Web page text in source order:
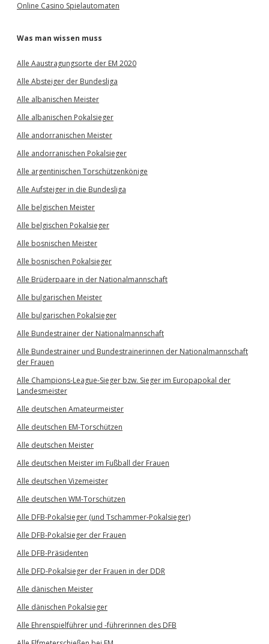
Online Casino Spielautomaten
Was man wissen muss
Alle Aaustragungsorte der EM 2020
Alle Absteiger der Bundesliga
Alle albanischen Meister
Alle albanischen Pokalsieger
Alle andorranischen Meister
Alle andorranischen Pokalsieger
Alle argentinischen Torschützenkönige
Alle Aufsteiger in die Bundesliga
Alle belgischen Meister
Alle belgischen Pokalsieger
Alle bosnischen Meister
Alle bosnischen Pokalsieger
Alle Brüderpaare in der Nationalmannschaft
Alle bulgarischen Meister
Alle bulgarischen Pokalsieger
Alle Bundestrainer der Nationalmannschaft
Alle Bundestrainer und Bundestrainerinnen der Nationalmannschaft
der Frauen
Alle Champions-League-Sieger bzw. Sieger im Europapokal der
Landesmeister
Alle deutschen Amateurmeister
Alle deutschen EM-Torschützen
Alle deutschen Meister
Alle deutschen Meister im Fußball der Frauen
Alle deutschen Vizemeister
Alle deutschen WM-Torschützen
Alle DFB-Pokalsieger (und Tschammer-Pokalsieger)
Alle DFB-Pokalsieger der Frauen
Alle DFB-Präsidenten
Alle DFD-Pokalsieger der Frauen in der DDR
Alle dänischen Meister
Alle dänischen Pokalsieger
Alle Ehrenspielführer und -führerinnen des DFB